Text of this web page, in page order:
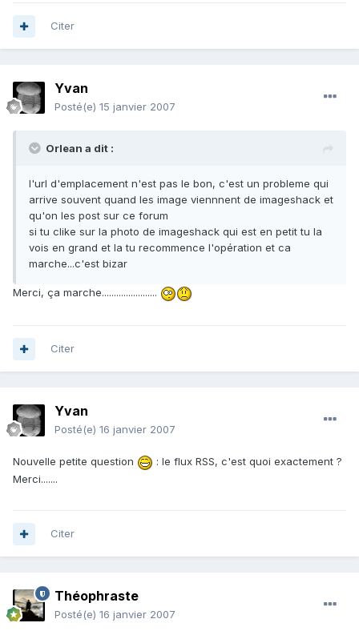
Citer
Yvan
Posté(e) 15 janvier 2007
Orlean a dit :
l'url d'emplacement n'est pas le bon, c'est un probleme qui
arrive souvent quand les image viennnent de imageshack et
qu'on les post sur ce forum
si tu clike sur la photo de imageshack qui est en petit tu la
vois en grand et la tu recommence l'opération et ca
marche...c'est bizar
Merci, ça marche.......................
Citer
Yvan
Posté(e) 16 janvier 2007
Nouvelle petite question
: le flux RSS, c'est quoi exactement ?
Merci.......
Citer
Théophraste
Posté(e) 16 janvier 2007